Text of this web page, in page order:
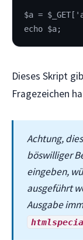
$a =
echo $a;
Dieses Skript
Fragezeichen
Achtung,
böswilliger
eingeben,
ausgeführt
Ausgabe